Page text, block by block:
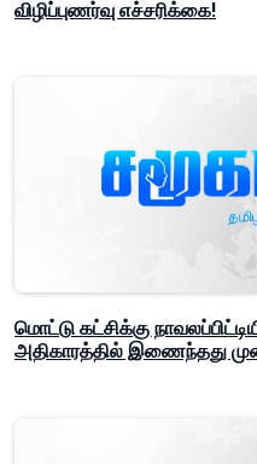
விழிப்புணர்வு எச்சரிக்கை!
மொட்டு கட்சிக்கு
அதிகாரத்தில் இணைந்தது